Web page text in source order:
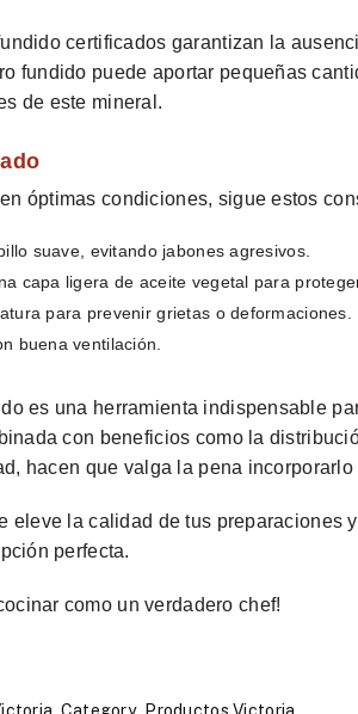
certificados garantizan la
fundido puede aportar pequeñas
de este mineral.
óptimas condiciones, sigue estos
suave, evitando jabones agresivos.
capa ligera de aceite vegetal para
para prevenir grietas o deformaciones.
buena ventilación.
es una herramienta indispensable
con beneficios como la
hacen que valga la pena
eleve la calidad de tus preparaciones
perfecta.
como un verdadero chef!